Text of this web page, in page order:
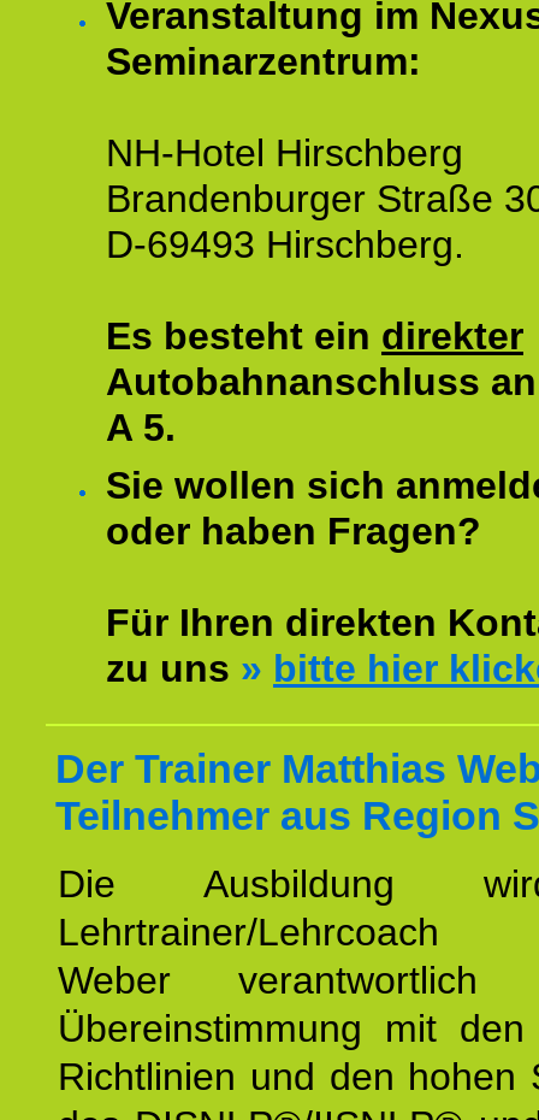
Veranstaltung im
Seminarzentrum:
NH-Hotel Hirschberg
Brandenburger Straße
D-69493 Hirschberg.
Es besteht ein direkter
Autobahnanschluss
A 5.
Sie wollen sich
oder haben Fragen?
Für Ihren direkten
zu uns » bitte hier
Der Trainer Matthias
Teilnehmer aus Region
Die Ausbildung
Lehrtrainer/Lehrcoach
Weber
Übereinstimmung mit den
Richtlinien und den hohen